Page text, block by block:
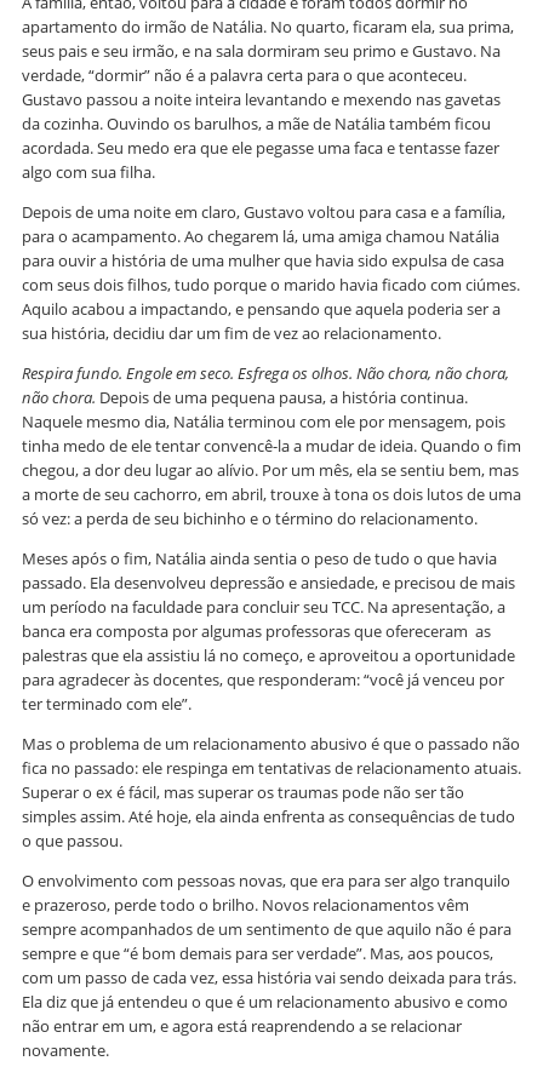
apartamento do irmão de Natália. No quarto, ficaram ela, sua prima,
seus pais e seu irmão, e na sala dormiram seu primo e Gustavo. Na
verdade, “dormir” não é a palavra certa para o que aconteceu.
Gustavo passou a noite inteira levantando e mexendo nas gavetas
da cozinha. Ouvindo os barulhos, a mãe de Natália também ficou
acordada. Seu medo era que ele pegasse uma faca e tentasse fazer
algo com sua filha.
Depois de uma noite em claro, Gustavo voltou para casa e a família,
para o acampamento. Ao chegarem lá, uma amiga chamou Natália
para ouvir a história de uma mulher que havia sido expulsa de casa
com seus dois filhos, tudo porque o marido havia ficado com ciúmes.
Aquilo acabou a impactando, e pensando que aquela poderia ser a
sua história, decidiu dar um fim de vez ao relacionamento.
Respira fundo. Engole em seco. Esfrega os olhos. Não chora, não chora,
não chora. Depois de uma pequena pausa, a história continua.
Naquele mesmo dia, Natália terminou com ele por mensagem, pois
tinha medo de ele tentar convencê-la a mudar de ideia. Quando o fim
chegou, a dor deu lugar ao alívio. Por um mês, ela se sentiu bem, mas
a morte de seu cachorro, em abril, trouxe à tona os dois lutos de uma
só vez: a perda de seu bichinho e o término do relacionamento.
Meses após o fim, Natália ainda sentia o peso de tudo o que havia
passado. Ela desenvolveu depressão e ansiedade, e precisou de mais
um período na faculdade para concluir seu TCC. Na apresentação, a
banca era composta por algumas professoras que ofereceram as
palestras que ela assistiu lá no começo, e aproveitou a oportunidade
para agradecer às docentes, que responderam: “você já venceu por
ter terminado com ele”.
Mas o problema de um relacionamento abusivo é que o passado não
fica no passado: ele respinga em tentativas de relacionamento atuais.
Superar o ex é fácil, mas superar os traumas pode não ser tão
simples assim. Até hoje, ela ainda enfrenta as consequências de tudo
o que passou.
O envolvimento com pessoas novas, que era para ser algo tranquilo
e prazeroso, perde todo o brilho. Novos relacionamentos vêm
sempre acompanhados de um sentimento de que aquilo não é para
sempre e que “é bom demais para ser verdade”. Mas, aos poucos,
com um passo de cada vez, essa história vai sendo deixada para trás.
Ela diz que já entendeu o que é um relacionamento abusivo e como
não entrar em um, e agora está reaprendendo a se relacionar
novamente.